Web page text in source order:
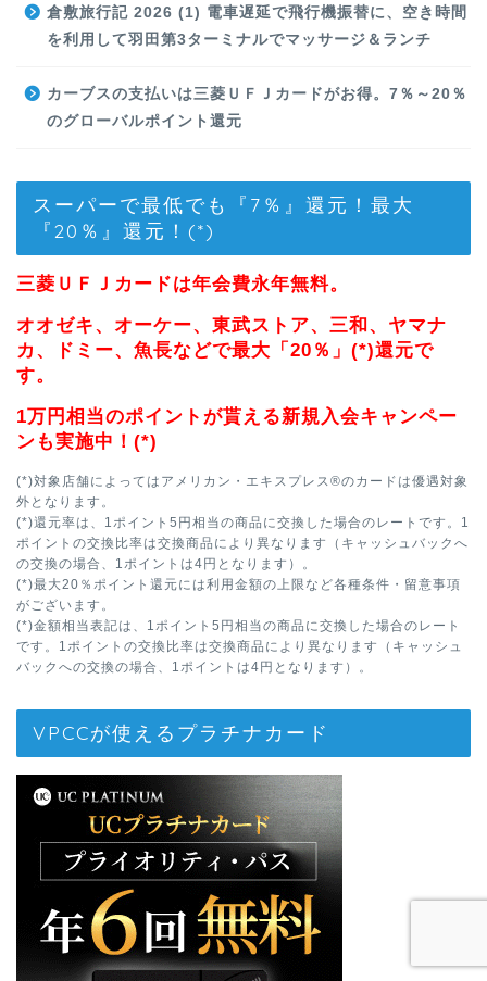
倉敷旅行記 2026 (1) 電車遅延で飛行機振替に、空き時間
を利用して羽田第3ターミナルでマッサージ＆ランチ
カーブスの支払いは三菱ＵＦＪカードがお得。7％～20％
のグローバルポイント還元
スーパーで最低でも『7％』還元！最大
『20％』還元！(*)
三菱ＵＦＪカードは年会費永年無料。
オオゼキ、オーケー、東武ストア、三和、ヤマナ
カ、ドミー、魚長などで最大「20％」(*)還元で
す。
1万円相当のポイントが貰える新規入会キャンペー
ンも実施中！(*)
(*)対象店舗によってはアメリカン・エキスプレス®のカードは優遇対象
外となります。
(*)還元率は、1ポイント5円相当の商品に交換した場合のレートです。1
ポイントの交換比率は交換商品により異なります（キャッシュバックへ
の交換の場合、1ポイントは4円となります）。
(*)最大20％ポイント還元には利用金額の上限など各種条件・留意事項
がございます。
(*)金額相当表記は、1ポイント5円相当の商品に交換した場合のレート
です。1ポイントの交換比率は交換商品により異なります（キャッシュ
バックへの交換の場合、1ポイントは4円となります）。
VPCCが使えるプラチナカード